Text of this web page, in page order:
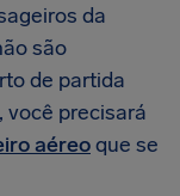
da
são
de partida
você precisará
aéreoque se